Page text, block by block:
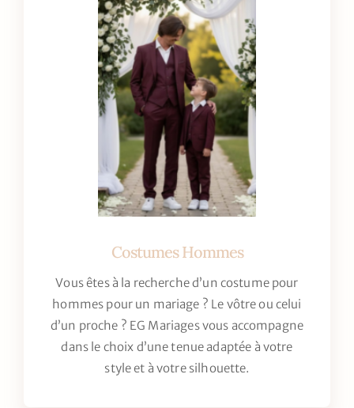
Vous êtes à la recherche d’un costume pour
hommes pour un mariage ? Le vôtre ou celui
d’un proche ? EG Mariages vous accompagne
dans le choix d’une tenue adaptée à votre
style et à votre silhouette.